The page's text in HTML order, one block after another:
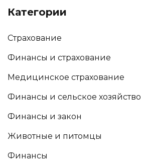
Категории
Страхование
Финансы и страхование
Медицинское страхование
Финансы и сельское хозяйство
Финансы и закон
Животные и питомцы
Финансы